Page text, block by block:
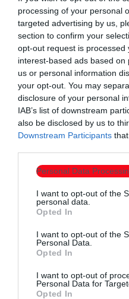
processing of your personal
targeted advertising by us,
section to confirm your
opt-out request is processed
interest-based ads based
us or personal information
your opt-out. You may
disclosure of your personal
IAB’s list of downstream
also be disclosed by us to
Downstream Participants
Personal Data
I want to opt-out of the
personal data.
Opted In
I want to opt-out of the
Personal Data.
Opted In
I want to opt-out of
Personal Data for
Opted In
Κάρτα Υγείας Αθλητή
Αθλητική περιβολή
Συμπληρωμένη φόρμα
Την σύμφωνη γνώμη
ανήκεις
Γίνε μέλος της πράσινης
Πανθρακικού συνεχίζει να
προσφέροντας ποιοτική
και ένα περιβάλλον που
εξελιχθεί εντός και εκτός
Οι ενδιαφερόμενοι
3zi-